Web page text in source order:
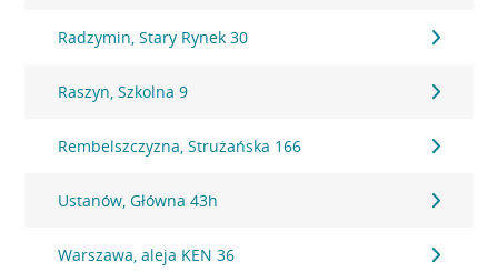
Radzymin, Stary Rynek 30
Raszyn, Szkolna 9
Rembelszczyzna, Strużańska 166
Ustanów, Główna 43h
Warszawa, aleja KEN 36